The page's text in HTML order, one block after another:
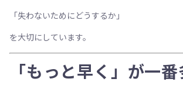
「失わないためにどうするか」
を大切にしています。
「もっと早く」が一